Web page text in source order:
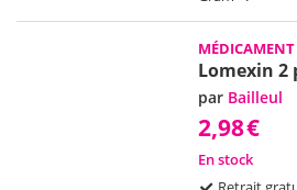
Lomexin 2
par Bailleul
2,98€
En stock